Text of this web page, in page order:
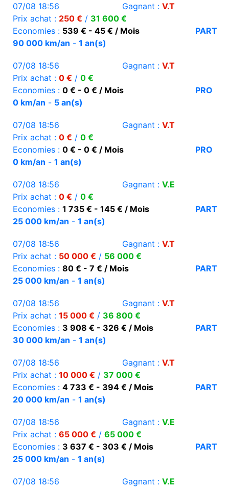
07/08 18:56 Gagnant : V.T
Prix achat : 250 € / 31 600 €
Economies : 539 € - 45 € / Mois
PART
90 000 km/an - 1 an(s)
07/08 18:56 Gagnant : V.T
Prix achat : 0 € / 0 €
Economies : 0 € - 0 € / Mois
PRO
0 km/an - 5 an(s)
07/08 18:56 Gagnant : V.T
Prix achat : 0 € / 0 €
Economies : 0 € - 0 € / Mois
PRO
0 km/an - 1 an(s)
07/08 18:56 Gagnant : V.E
Prix achat : 0 € / 0 €
Economies : 1 735 € - 145 € / Mois
PART
25 000 km/an - 1 an(s)
07/08 18:56 Gagnant : V.T
Prix achat : 50 000 € / 56 000 €
Economies : 80 € - 7 € / Mois
PART
25 000 km/an - 1 an(s)
07/08 18:56 Gagnant : V.T
Prix achat : 15 000 € / 36 800 €
Economies : 3 908 € - 326 € / Mois
PART
30 000 km/an - 1 an(s)
07/08 18:56 Gagnant : V.T
Prix achat : 10 000 € / 37 000 €
Economies : 4 733 € - 394 € / Mois
PART
20 000 km/an - 1 an(s)
07/08 18:56 Gagnant : V.E
Prix achat : 65 000 € / 65 000 €
Economies : 3 637 € - 303 € / Mois
PART
25 000 km/an - 1 an(s)
07/08 18:56 Gagnant : V.E